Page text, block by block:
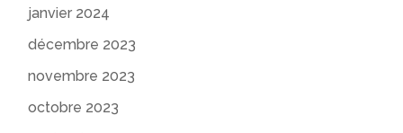
janvier 2024
décembre 2023
novembre 2023
octobre 2023